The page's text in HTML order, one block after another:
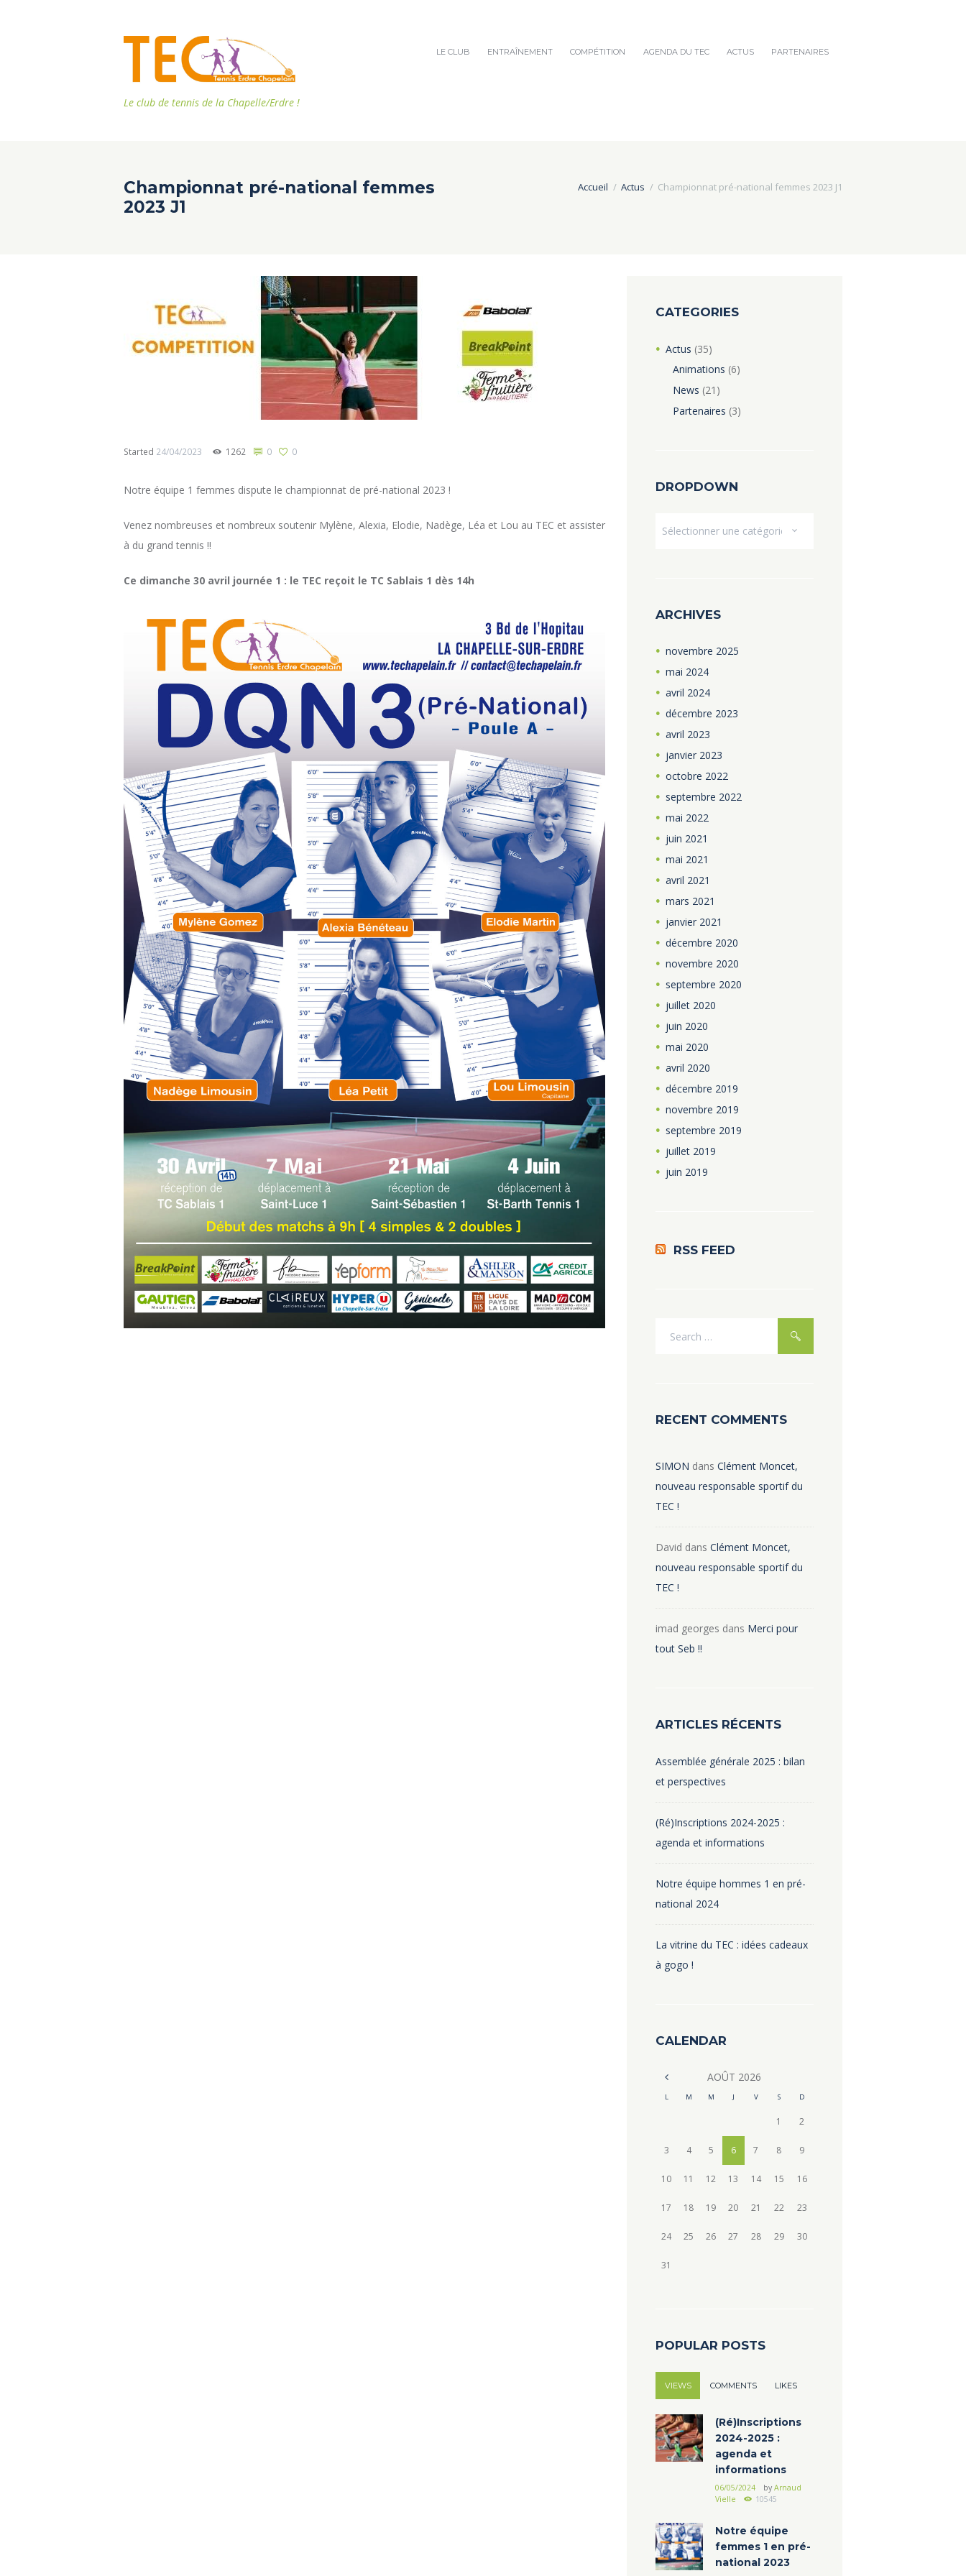
Le club de tennis de la Chapelle/Erdre !
LE CLUB ENTRAÎNEMENT COMPÉTITION AGENDA DU TEC ACTUS PARTENAIRES
Championnat pré-national femmes
2023 J1
Accueil Actus Championnat pré-national femmes 2023 J1
Started 24/04/2023 1262 0 0
Notre équipe 1 femmes dispute le championnat de pré-national 2023 !
Venez nombreuses et nombreux soutenir Mylène, Alexia, Elodie, Nadège, Léa et Lou au TEC et assister
à du grand tennis !!
Ce dimanche 30 avril journée 1 : le TEC reçoit le TC Sablais 1 dès 14h
CATEGORIES
Actus (35)
Animations (6)
News (21)
Partenaires (3)
DROPDOWN
ARCHIVES
novembre 2025
mai 2024
avril 2024
décembre 2023
avril 2023
janvier 2023
octobre 2022
septembre 2022
mai 2022
juin 2021
mai 2021
avril 2021
mars 2021
janvier 2021
décembre 2020
novembre 2020
septembre 2020
juillet 2020
juin 2020
mai 2020
avril 2020
décembre 2019
novembre 2019
septembre 2019
juillet 2019
juin 2019
RSS FEED
RECENT COMMENTS
SIMON dans Clément Moncet,
nouveau responsable sportif du
TEC !
David dans Clément Moncet,
nouveau responsable sportif du
TEC !
imad georges dans Merci pour
tout Seb !!
ARTICLES RÉCENTS
Assemblée générale 2025 : bilan
et perspectives
(Ré)Inscriptions 2024-2025 :
agenda et informations
Notre équipe hommes 1 en pré-
national 2024
La vitrine du TEC : idées cadeaux
à gogo !
CALENDAR
AOÛT 2026
L M M J V S D
1 2
3 4 5 6 7 8 9
10 11 12 13 14 15 16
17 18 19 20 21 22 23
24 25 26 27 28 29 30
31
POPULAR POSTS
VIEWS COMMENTS LIKES
(Ré)Inscriptions
2024-2025 :
agenda et
informations
06/05/2024 by Arnaud
Vielle
10545
Notre équipe
femmes 1 en pré-
national 2023